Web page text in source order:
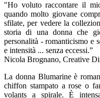
"Ho voluto raccontare il
quando molto giovane
sfilate, per vedere la
storia di una donna che
personalità - romanticismo e
e intensità ... senza eccessi.”
Nicola Brognano, Creative
La donna Blumarine è
chiffon stampato a rose o
volants a spirale. È